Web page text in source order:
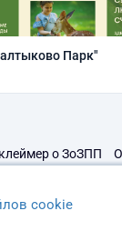
Парк"
о ЗоЗПП
cookie